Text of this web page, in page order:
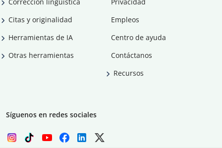
Citas y originalidad
Herramientas de IA
Otras herramientas
Empleos
Centro de ayuda
Contáctanos
Recursos
Síguenos en redes sociales